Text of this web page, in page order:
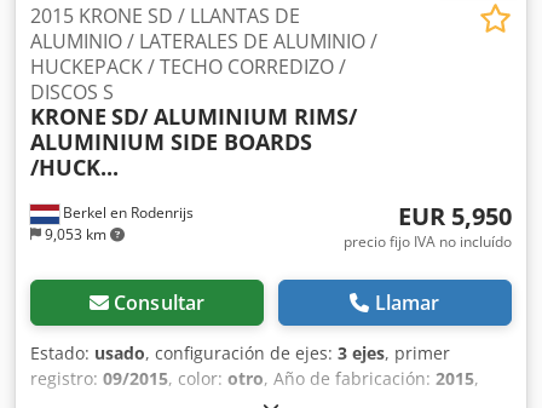
Berkel en Rodenrijs
9,053 km
2015 KRONE SD / LLANTAS DE
ALUMINIO / LATERALES DE ALUMINIO /
HUCKEPACK / TECHO CORREDIZO /
DISCOS S
KRONE SD/ ALUMINIUM RIMS/
ALUMINIUM SIDE BOARDS
/HUCK...
EUR 5,950
precio fijo IVA no incluído
Consultar Llamar
Estado: usado, configuración de ejes: 3 ejes, primer
registro: 09/2015, color: otro, Año de fabricación: 2015,